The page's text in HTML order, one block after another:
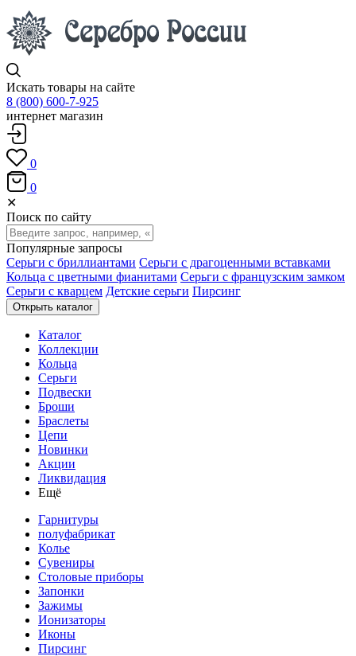
Искать товары на сайте
8 (800) 600-7-925
интернет магазин
0
0
✕
Поиск по сайту
Популярные запросы
Серьги с бриллиантами Серьги с драгоценными вставками
Кольца с цветными фианитами Серьги с французским замком
Серьги с кварцем Детские серьги Пирсинг
Открыть каталог
Каталог
Коллекции
Кольца
Серьги
Подвески
Броши
Браслеты
Цепи
Новинки
Акции
Ликвидация
Ещё
Гарнитуры
полуфабрикат
Колье
Сувениры
Столовые приборы
Запонки
Зажимы
Ионизаторы
Иконы
Пирсинг